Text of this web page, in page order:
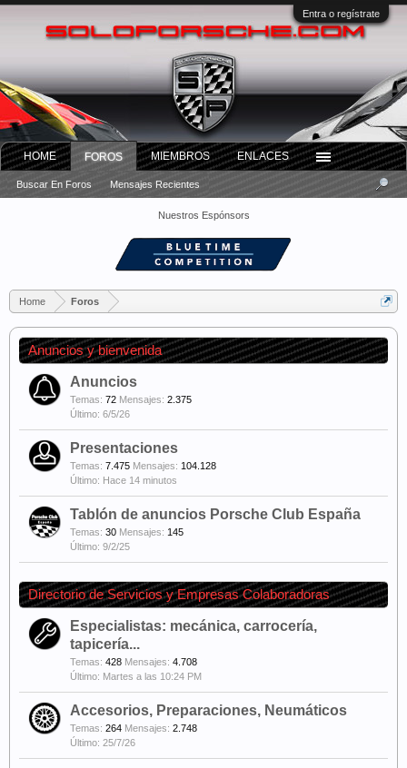
Entra o regístrate
Nuestros Espónsors
Home Foros
Anuncios y bienvenida
Anuncios
Temas: 72 Mensajes: 2.375
6/5/26
Presentaciones
Temas: 7.475 Mensajes: 104.128
Hace 14 minutos
Tablón de anuncios Porsche Club España
Temas: 30 Mensajes: 145
9/2/25
Directorio de Servicios y Empresas Colaboradoras
Especialistas: mecánica, carrocería,
tapicería...
Temas: 428 Mensajes: 4.708
Martes a las 10:24 PM
Accesorios, Preparaciones, Neumáticos
Temas: 264 Mensajes: 2.748
25/7/26
HOME FOROS
Buscar En Foros Mensajes Recientes
MIEMBROS ENLACES